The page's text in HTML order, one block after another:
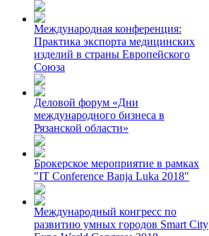
Международная конференция:
Практика экспорта медицинских
изделий в страны Европейского
Союза
Деловой форум «Дни
международного бизнеса в
Рязанской области»
Брокерское мероприятие в рамках
"IT Conference Banja Luka 2018"
Международный конгресс по
развитию умных городов Smart City